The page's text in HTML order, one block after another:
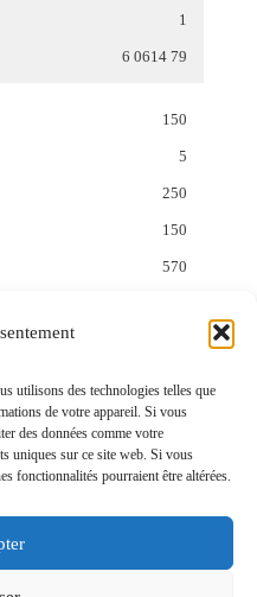
utilisons des technologies telles que
de votre appareil. Si vous
des données comme votre
uniques sur ce site web. Si vous
fonctionnalités pourraient être altérées.
1
6 0614 79
150
5
250
150
570
1
6 0614 82